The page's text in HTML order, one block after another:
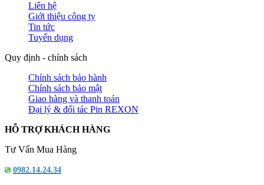
Liên hệ
Giới thiệu công ty
Tin tức
Tuyển dụng
Quy định - chính sách
Chính sách bảo hành
Chính sách bảo mật
Giao hàng và thanh toán
Đại lý & đối tác Pin REXON
HỖ TRỢ KHÁCH HÀNG
Tư Vấn Mua Hàng
0982.14.24.34